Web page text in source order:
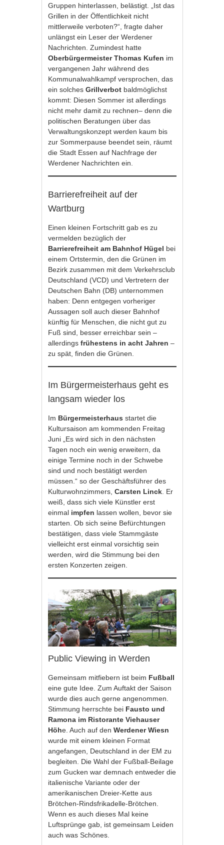
Gruppen hinterlassen, belästigt. „Ist das
Grillen in der Öffentlichkeit nicht
mittlerweile verboten?“, fragte daher
unlängst ein Leser der Werdener
Nachrichten. Zumindest hatte
Oberbürgermeister Thomas Kufen im
vergangenen Jahr während des
Kommunalwahlkampf versprochen, das
ein solchesGrillverbot baldmöglichst
kommt: Diesen Sommer ist allerdings
nicht mehr damit zu rechnen– denn die
politischen Beratungen über das
Verwaltungskonzept werden kaum bis
zur Sommerpause beendet sein, räumt
die Stadt Essen auf Nachfrage der
Werdener Nachrichten ein.
Barrierefreiheit auf der
Wartburg
Einen kleinen Fortschritt gab es zu
vermelden bezüglich der
Barrierefreiheit am Bahnhof Hügel bei
einem Ortstermin, den die Grünen im
Bezirk zusammen mit dem Verkehrsclub
Deutschland (VCD) und Vertretern der
Deutschen Bahn (DB) unternommen
haben: Denn entgegen vorheriger
Aussagen soll auch dieser Bahnhof
künftig für Menschen, die nicht gut zu
Fuß sind, besser erreichbar sein –
allerdingsfrühestens in acht Jahren –
zu spät, finden die Grünen.
Im Bürgermeisterhaus geht es
langsam wieder los
Im Bürgermeisterhausstartet die
Kultursaison am kommenden Freitag
Juni „Es wird sich in den nächsten
Tagen noch ein wenig erweitern, da
einige Termine noch in der Schwebe
sind und noch bestätigt werden
müssen.“ so der Geschäftsführer des
Kulturwohnzimmers,Carsten Linck. Er
weiß, dass sich viele Künstler erst
einmal impfen lassen wollen, bevor sie
starten. Ob sich seine Befürchtungen
bestätigen, dass viele Stammgäste
vielleicht erst einmal vorsichtig sein
werden, wird die Stimmung bei den
ersten Konzerten zeigen.
Public Viewing in Werden
Gemeinsam mitfiebern ist beim Fußball
eine gute Idee. Zum Auftakt der Saison
wurde dies auch gerne angenommen.
Stimmung herrschte bei Fausto und
Ramona im Ristorante Viehauser
Höhe. Auch auf denWerdener Wiesn
wurde mit einem kleinen Format
angefangen, Deutschland in der EM zu
begleiten. Die Wahl der Fußball-Beilage
zum Gucken war demnach entweder die
italienische Variante oder der
amerikanischen Dreier-Kette aus
Brötchen-Rindsfrikadelle-Brötchen.
Wenn es auch dieses Mal keine
Luftsprünge gab, ist gemeinsam Leiden
auch was Schönes.